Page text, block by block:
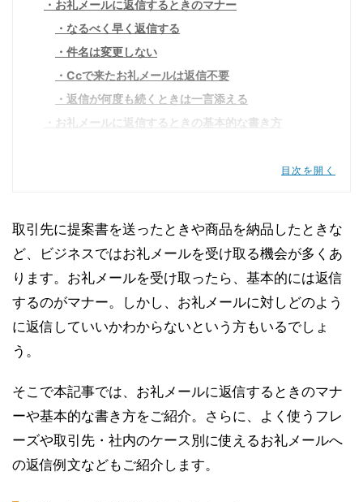
お礼メールに返信するときのマナー
なるべく早く返信する
件名は変更しない
Ccで来たお礼メールは返信不要
返信が何度も続くときは一言添える
お礼メールに返信するときの基本的な書き方
ビジネスで使えるお礼メールへの返信の例文【取引
納品完了のお礼メールへの返信
営業に対するお礼メールへの返信
ビジネスで使えるお礼メールへの返信の例文【社内
編】
上司や先輩からのお礼メールへの返信
目次を開く
取引先に提案書を送ったときや商品を納品したときな
ど、ビジネスではお礼メールを受け取る機会が多くあ
ります。お礼メールを受け取ったら、基本的には返信
するのがマナー。しかし、お礼メールに対しどのよう
に返信していいかわからないという方もいるでしょ
う。
そこで本記事では、お礼メールに返信するときのマナ
ーや基本的な書き方をご紹介。さらに、よく使うフレ
ーズや取引先・社内のケース別に使えるお礼メールへ
の返信例文などもご紹介します。